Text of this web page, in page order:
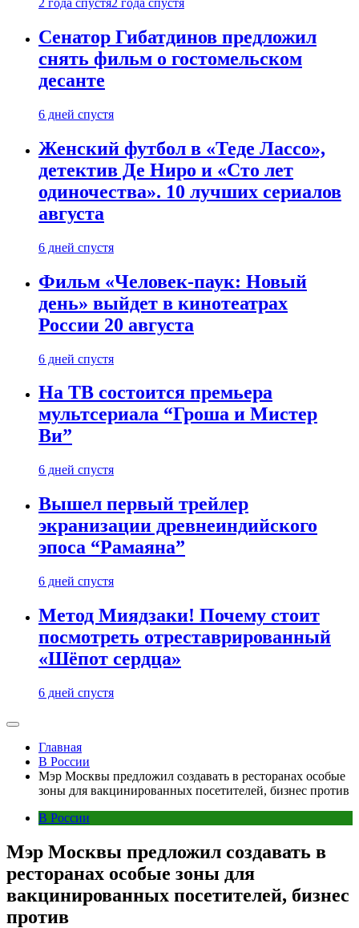
2 года спустя2 года спустя
Сенатор Гибатдинов предложил
снять фильм о гостомельском
десанте
6 дней спустя
Женский футбол в «Теде Лассо»,
детектив Де Ниро и «Сто лет
одиночества». 10 лучших сериалов
августа
6 дней спустя
Фильм «Человек-паук: Новый
день» выйдет в кинотеатрах
России 20 августа
6 дней спустя
На ТВ состоится премьера
мультсериала “Гроша и Мистер
Ви”
6 дней спустя
Вышел первый трейлер
экранизации древнеиндийского
эпоса “Рамаяна”
6 дней спустя
Метод Миядзаки! Почему стоит
посмотреть отреставрированный
«Шёпот сердца»
6 дней спустя
Главная
В России
Мэр Москвы предложил создавать в ресторанах особые
зоны для вакцинированных посетителей, бизнес против
В России
Мэр Москвы предложил создавать в
ресторанах особые зоны для
вакцинированных посетителей, бизнес
против